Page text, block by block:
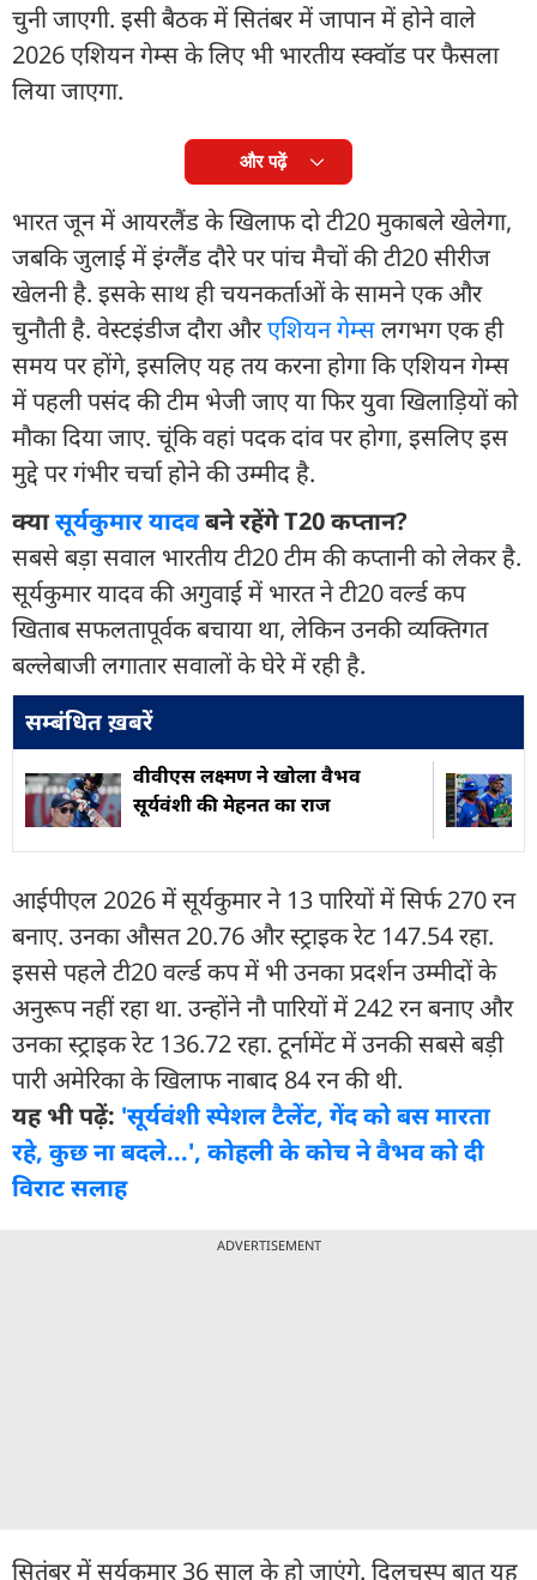
चुनी जाएगी. इसी बैठक में सितंबर में जापान में होने वाले
2026 एशियन गेम्स के लिए भी भारतीय स्क्वॉड पर फैसला
लिया जाएगा.
और पढ़ें
भारत जून में आयरलैंड के खिलाफ दो टी20 मुकाबले खेलेगा,
जबकि जुलाई में इंग्लैंड दौरे पर पांच मैचों की टी20 सीरीज
खेलनी है. इसके साथ ही चयनकर्ताओं के सामने एक और
चुनौती है. वेस्टइंडीज दौरा औरएशियन गेम्सलगभग एक ही
समय पर होंगे, इसलिए यह तय करना होगा कि एशियन गेम्स
में पहली पसंद की टीम भेजी जाए या फिर युवा खिलाड़ियों को
मौका दिया जाए. चूंकि वहां पदक दांव पर होगा, इसलिए इस
मुद्दे पर गंभीर चर्चा होने की उम्मीद है.
क्यासूर्यकुमार यादवबने रहेंगे T20 कप्तान?
सबसे बड़ा सवाल भारतीय टी20 टीम की कप्तानी को लेकर है.
सूर्यकुमार यादव की अगुवाई में भारत ने टी20 वर्ल्ड कप
खिताब सफलतापूर्वक बचाया था, लेकिन उनकी व्यक्तिगत
बल्लेबाजी लगातार सवालों के घेरे में रही है.
सम्बंधित ख़बरें
वीवीएस लक्ष्मण ने खोला वैभव
सूर्यवंशी की मेहनत का राज
आईपीएल 2026 में सूर्यकुमार ने 13 पारियों में सिर्फ 270 रन
बनाए. उनका औसत 20.76 और स्ट्राइक रेट 147.54 रहा.
इससे पहले टी20 वर्ल्ड कप में भी उनका प्रदर्शन उम्मीदों के
अनुरूप नहीं रहा था. उन्होंने नौ पारियों में 242 रन बनाए और
उनका स्ट्राइक रेट 136.72 रहा. टूर्नामेंट में उनकी सबसे बड़ी
पारी अमेरिका के खिलाफ नाबाद 84 रन की थी.
यह भी पढ़ें: 'सूर्यवंशी स्पेशल टैलेंट, गेंद को बस मारता
रहे, कुछ ना बदले...', कोहली के कोच ने वैभव को दी
व‍िराट सलाह
ADVERTISEMENT
सितंबर में सूर्यकुमार 36 साल के हो जाएंगे. दिलचस्प बात यह